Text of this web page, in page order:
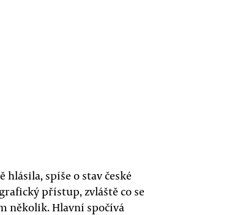
spíše o stav české
přístup, zvláště co se
několik. Hlavní spočívá